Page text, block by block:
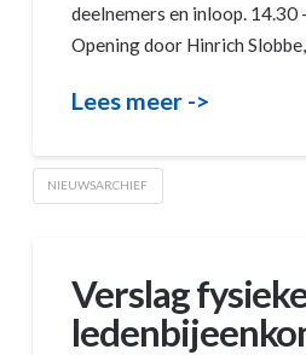
deelnemers en inloop. 14.30
Opening door Hinrich
Lees meer ->
NIEUWSARCHIEF
Verslag